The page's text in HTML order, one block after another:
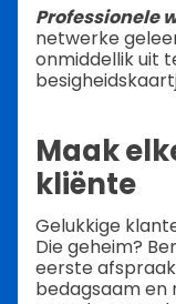
Professionele
netwerke
onmiddellik uit
Maak
kliënte
Gelukkige
Die geheim?
eerste
bedagsaam en